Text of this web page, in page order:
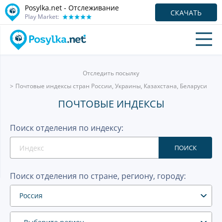
Posylka.net - Отслеживание
Play Market: СКАЧАТЬ
Отследить посылку
Почтовые индексы стран России, Украины, Казахстана, Беларуси
ПОЧТОВЫЕ ИНДЕКСЫ
Поиск отделения по индексу:
ПОИСК
Поиск отделения по стране, региону, городу:
Россия